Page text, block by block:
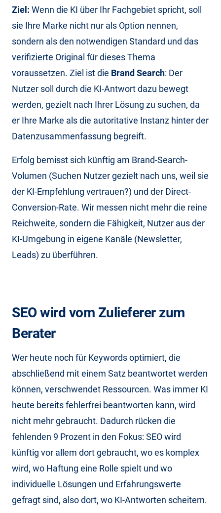
Ziel: Wenn die KI über Ihr Fachgebiet spricht, soll
sie Ihre Marke nicht nur als Option nennen,
sondern als den notwendigen Standard und das
verifizierte Original für dieses Thema
voraussetzen. Ziel ist die Brand Search: Der
Nutzer soll durch die KI-Antwort dazu bewegt
werden, gezielt nach Ihrer Lösung zu suchen, da
er Ihre Marke als die autoritative Instanz hinter der
Datenzusammenfassung begreift.
Erfolg bemisst sich künftig am Brand-Search-
Volumen (Suchen Nutzer gezielt nach uns, weil sie
der KI-Empfehlung vertrauen?) und der Direct-
Conversion-Rate. Wir messen nicht mehr die reine
Reichweite, sondern die Fähigkeit, Nutzer aus der
KI-Umgebung in eigene Kanäle (Newsletter,
Leads) zu überführen.
SEO wird vom Zulieferer zum
Berater
Wer heute noch für Keywords optimiert, die
abschließend mit einem Satz beantwortet werden
können, verschwendet Ressourcen. Was immer KI
heute bereits fehlerfrei beantworten kann, wird
nicht mehr gebraucht. Dadurch rücken die
fehlenden 9 Prozent in den Fokus: SEO wird
künftig vor allem dort gebraucht, wo es komplex
wird, wo Haftung eine Rolle spielt und wo
individuelle Lösungen und Erfahrungswerte
gefragt sind, also dort, wo KI-Antworten scheitern.